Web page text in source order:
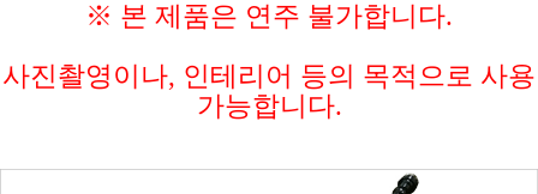
※ 본 제품은 연주 불가합니다.
사진촬영이나, 인테리어 등의 목적으로 사용
가능합니다.